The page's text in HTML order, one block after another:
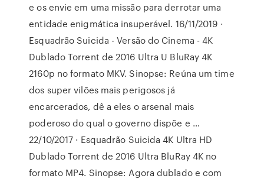
e os envie em uma missão para derrotar uma
entidade enigmática insuperável. 16/11/2019 ·
Esquadrão Suicida - Versão do Cinema - 4K
Dublado Torrent de 2016 Ultra U BluRay 4K
2160p no formato MKV. Sinopse: Reúna um time
dos super vilões mais perigosos já
encarcerados, dê a eles o arsenal mais
poderoso do qual o governo dispõe e …
22/10/2017 · Esquadrão Suicida 4K Ultra HD
Dublado Torrent de 2016 Ultra BluRay 4K no
formato MP4. Sinopse: Agora dublado e com